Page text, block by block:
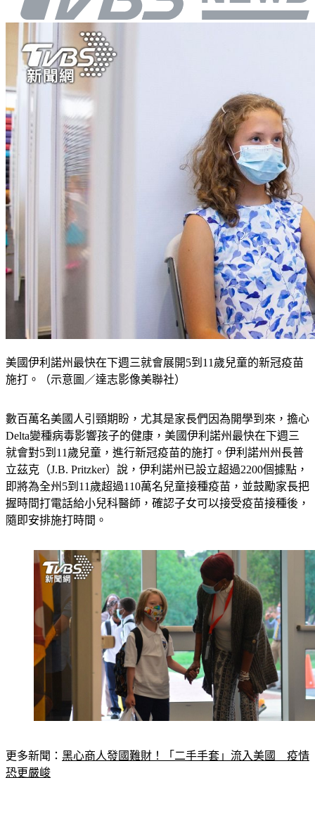
美國伊利諾州最快在下週三就會展開5到11歲兒童的新冠疫苗
施打。（示意圖／達志影像美聯社）
數百萬名美國人引頸期盼，尤其是家長們因為開學到來，擔心
Delta變種病毒影響孩子的健康，美國伊利諾州最快在下週三
就會對5到11歲兒童，進行新冠疫苗的施打。伊利諾州州長普
立茲克（J.B. Pritzker）說，伊利諾州已設立超過2200個據點，
即將為全州5到11歲超過110萬名兒童接種疫苗，並鼓勵家長把
握時間打電話給小兒科醫師，確認子女可以接受疫苗接種後，
隨即安排施打時間。
更多新聞： 黑心商人發國難財！「二手手套」流入美國　疫情
恐更嚴峻